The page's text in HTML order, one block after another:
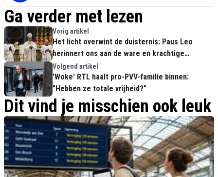
Ga verder met lezen
Vorig artikel
Het licht overwint de duisternis: Paus Leo
herinnert ons aan de ware en krachtige
betekenis van Pasen
Volgend artikel
'Woke' RTL haalt pro-PVV-familie binnen:
"Hebben ze totale vrijheid?"
Dit vind je misschien ook leuk